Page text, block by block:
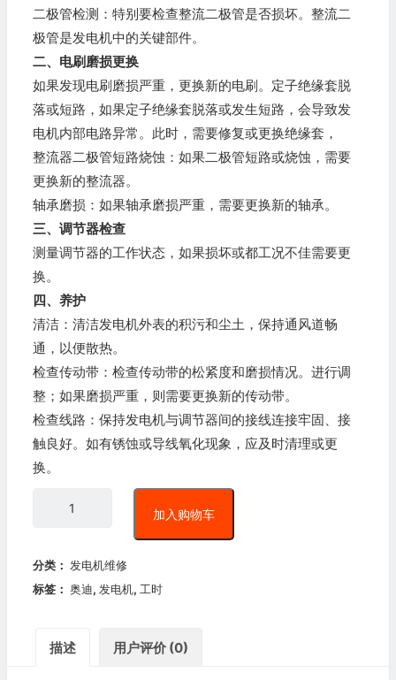
二极管检测：特别要检查整流二极管是否损坏。整流二
极管是发电机中的关键部件。
二、电刷磨损更换
如果发现电刷磨损严重，更换新的电刷。定子绝缘套脱
落或短路，如果定子绝缘套脱落或发生短路，会导致发
电机内部电路异常。此时，需要修复或更换绝缘套，
整流器二极管短路烧蚀：如果二极管短路或烧蚀，需要
更换新的整流器。
轴承磨损：如果轴承磨损严重，需要更换新的轴承。
三、调节器检查
测量调节器的工作状态，如果损坏或都工况不佳需要更
换。
四、养护
清洁：清洁发电机外表的积污和尘土，保持通风道畅
通，以便散热。
检查传动带：检查传动带的松紧度和磨损情况。进行调
整；如果磨损严重，则需要更换新的传动带。
检查线路：保持发电机与调节器间的接线连接牢固、接
触良好。如有锈蚀或导线氧化现象，应及时清理或更
换。
加入购物车
分类： 发电机维修
标签： 奥迪, 发电机, 工时
描述 用户评价 (0)